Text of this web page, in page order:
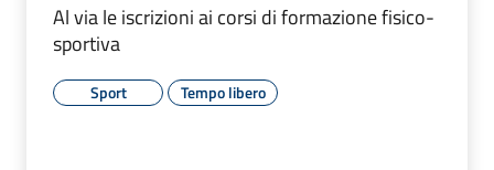
Al via le iscrizioni ai corsi di formazione fisico-
sportiva
Sport Tempo libero